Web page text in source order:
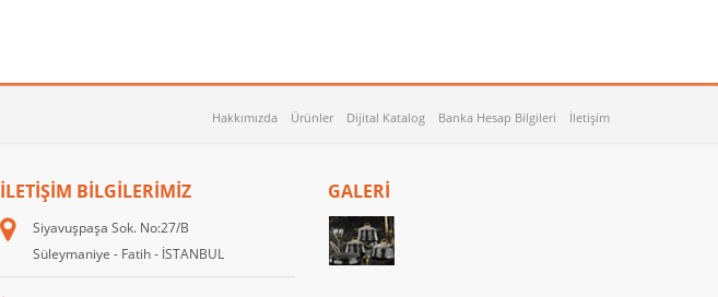
Hakkımızda Ürünler Dijital Katalog Banka Hesap Bilgileri İletişim
İLETIŞIM BILGILERIMIZ
Siyavuşpaşa Sok. No:27/B
Süleymaniye - Fatih - İSTANBUL
GALERİ